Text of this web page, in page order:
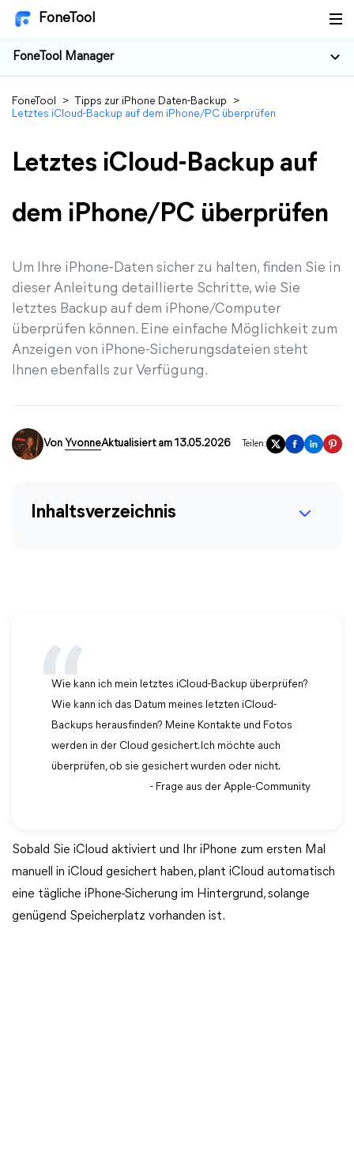
FoneTool
FoneTool Manager
FoneTool > Tipps zur iPhone Daten-Backup
>
Letztes iCloud-Backup auf dem iPhone/PC überprüfen
Letztes iCloud-Backup auf
dem iPhone/PC überprüfen
Um Ihre iPhone-Daten sicher zu halten, finden Sie in
dieser Anleitung detaillierte Schritte, wie Sie
letztes Backup auf dem iPhone/Computer
überprüfen können. Eine einfache Möglichkeit zum
Anzeigen von iPhone-Sicherungsdateien steht
Ihnen ebenfalls zur Verfügung.
Von YvonneAktualisiert am 13.05.2026 Teilen:
Inhaltsverzeichnis
Wie kann ich mein letztes iCloud-Backup überprüfen?
Wie kann ich das Datum meines letzten iCloud-
Backups herausfinden? Meine Kontakte und Fotos
werden in der Cloud gesichert. Ich möchte auch
überprüfen, ob sie gesichert wurden oder nicht.
- Frage aus der Apple-Community
Sobald Sie iCloud aktiviert und Ihr iPhone zum ersten Mal
manuell in iCloud gesichert haben, plant iCloud automatisch
eine tägliche iPhone-Sicherung im Hintergrund, solange
genügend Speicherplatz vorhanden ist.